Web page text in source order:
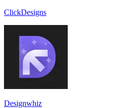
ClickDesigns
Designwhiz